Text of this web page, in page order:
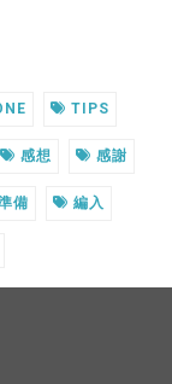
TIPS
感想 感謝
備 編入